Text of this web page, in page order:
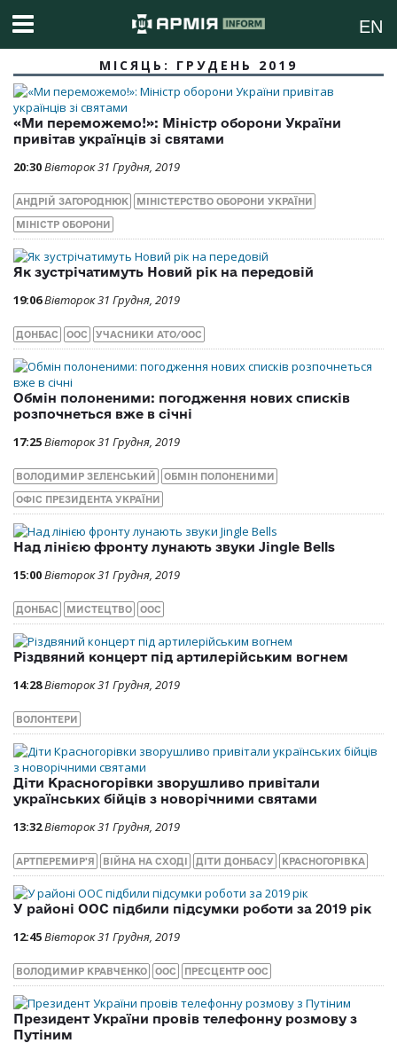
EN
МІСЯЦЬ: ГРУДЕНЬ 2019
«Ми переможемо!»: Міністр оборони України
привітав українців зі святами
20:30Вівторок 31 Грудня, 2019
АНДРІЙ ЗАГОРОДНЮК МІНІСТЕРСТВО ОБОРОНИ УКРАЇНИ
МІНІСТР ОБОРОНИ
Як зустрічатимуть Новий рік на передовій
19:06Вівторок 31 Грудня, 2019
ДОНБАС ООС УЧАСНИКИ АТО/ООС
Обмін полоненими: погодження нових списків
розпочнеться вже в січні
17:25Вівторок 31 Грудня, 2019
ВОЛОДИМИР ЗЕЛЕНСЬКИЙ ОБМІН ПОЛОНЕНИМИ
ОФІС ПРЕЗИДЕНТА УКРАЇНИ
Над лінією фронту лунають звуки Jingle Bells
15:00Вівторок 31 Грудня, 2019
ДОНБАС МИСТЕЦТВО ООС
Різдвяний концерт під артилерійським вогнем
14:28Вівторок 31 Грудня, 2019
ВОЛОНТЕРИ
Діти Красногорівки зворушливо привітали
українських бійців з новорічними святами
13:32Вівторок 31 Грудня, 2019
АРТПЕРЕМИР'Я ВІЙНА НА СХОДІ ДІТИ ДОНБАСУ КРАСНОГОРІВКА
У районі ООС підбили підсумки роботи за 2019 рік
12:45Вівторок 31 Грудня, 2019
ВОЛОДИМИР КРАВЧЕНКО ООС ПРЕСЦЕНТР ООС
Президент України провів телефонну розмову з
Путіним